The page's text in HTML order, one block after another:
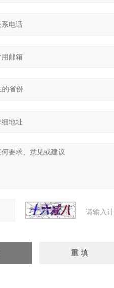
请输入